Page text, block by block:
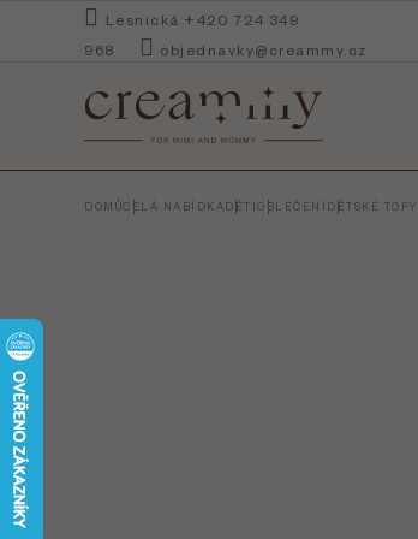
Lesnická +420 724 349
968
objednavky@creammy.cz
DOMŮCELÁ NABÍDKADĚTIOBLEČENÍ DĚTSKÉ TOPY